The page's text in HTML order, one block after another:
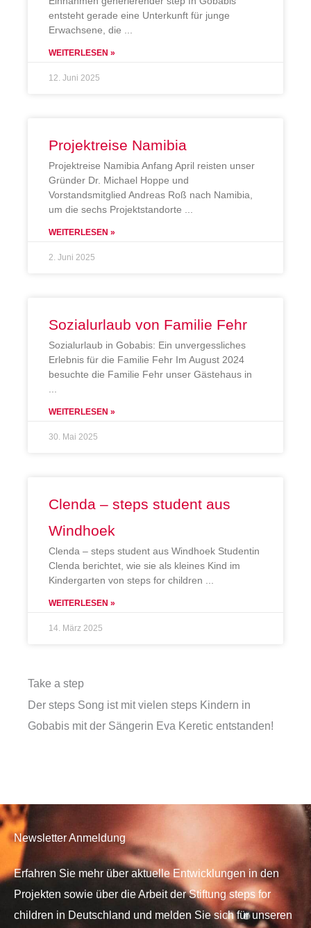
entsteht gerade eine Unterkunft für junge
Erwachsene, die
WEITERLESEN »
12. Juni 2025
Projektreise Namibia
Projektreise Namibia Anfang April reisten unser
Gründer Dr. Michael Hoppe und
Vorstandsmitglied Andreas Roß nach Namibia,
um die sechs Projektstandorte
WEITERLESEN »
2. Juni 2025
Sozialurlaub von Familie Fehr
Sozialurlaub in Gobabis: Ein unvergessliches
Erlebnis für die Familie Fehr Im August 2024
besuchte die Familie Fehr unser Gästehaus in
WEITERLESEN »
30. Mai 2025
Clenda – steps student aus
Windhoek
Clenda – steps student aus Windhoek Studentin
Clenda berichtet, wie sie als kleines Kind im
Kindergarten von steps for children
WEITERLESEN »
14. März 2025
Take a step
Der steps Song ist mit vielen steps Kindern in
Gobabis mit der Sängerin Eva Keretic entstanden!
Newsletter Anmeldung
Erfahren Sie mehr über aktuelle Entwicklungen in den
Projekten sowie über die Arbeit der Stiftung steps for
children in Deutschland und melden Sie sich für unseren